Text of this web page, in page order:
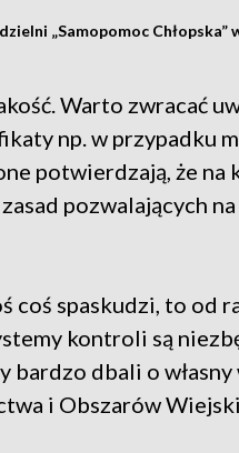
„Samopomoc Chłopska”
Warto zwracać
np. w przypadku
potwierdzają, że na
pozwalających
coś spaskudzi, to od
kontroli są
bardzo dbali o
i Obszarów